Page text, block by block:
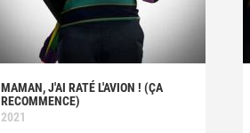
MAMAN, J'AI RATÉ L'AVION ! (ÇA
RECOMMENCE)
2021